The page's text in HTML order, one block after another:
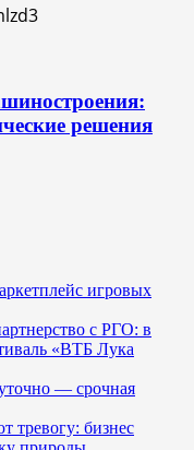
решения
игровых
с РГО: в
«ВТБ Лука
— срочная
тревогу: бизнес